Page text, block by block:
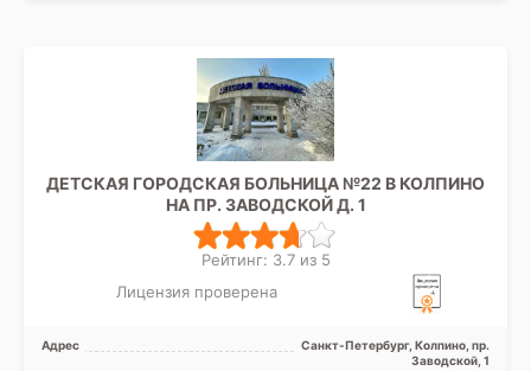
ДЕТСКАЯ ГОРОДСКАЯ БОЛЬНИЦА №22 В КОЛПИНО
НА ПР. ЗАВОДСКОЙ Д. 1
Рейтинг: 3.7 из 5
Лицензия проверена
Адрес
Санкт-Петербург, Колпино, пр.
Заводской, 1